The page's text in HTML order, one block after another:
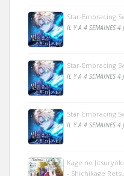
Star-Embracing
IL Y A 4 SEMAINES 4
Star-Embracing
IL Y A 4 SEMAINES 4
Star-Embracing
IL Y A 4 SEMAINES 4
Kage no
- Shichikage